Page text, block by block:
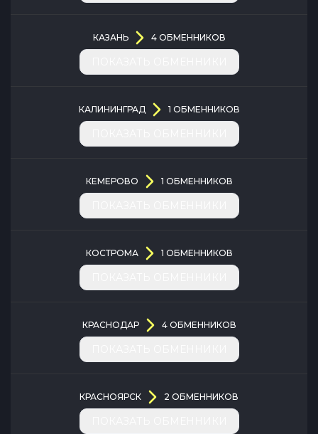
КАЗАНЬ 4ОБМЕННИКОВ
КАЛИНИНГРАД 1 ОБМЕННИКОВ
КЕМЕРОВО 1 ОБМЕННИКОВ
КОСТРОМА 1 ОБМЕННИКОВ
КРАСНОДАР 4ОБМЕННИКОВ
КРАСНОЯРСК 2 ОБМЕННИКОВ